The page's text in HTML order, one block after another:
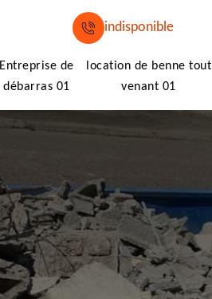
indisponible
Entreprise de
débarras 01
location de benne tout
venant 01